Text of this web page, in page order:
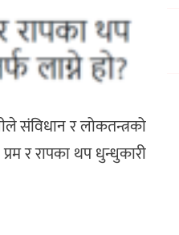
संविधान र लोकतन्त्रको
र रापका थप धुन्धुकारी